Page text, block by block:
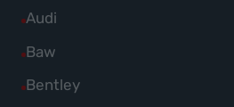
Abarth
anzeigen
Fahrzeuge
Alfa
Romeo
Audi
Alle
Fahrzeuge
Audi
Baw
Alle
Fahrzeuge
Bentley
Alle